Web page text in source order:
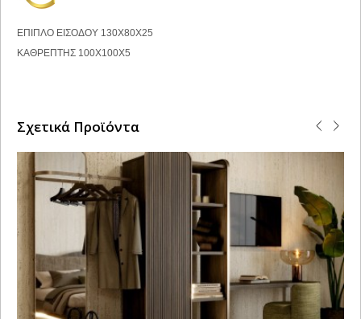
ΕΠΙΠΛΟ ΕΙΣΟΔΟΥ 130Χ80Χ25
ΚΑΘΡΕΠΤΗΣ 100Χ100Χ5
Σχετικά Προϊόντα